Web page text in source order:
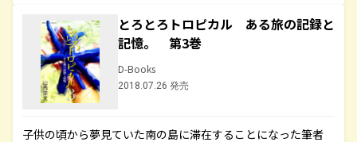
とろとろトロピカル ある旅の記録と
記憶。 第3巻
D-Books
2018.07.26 発売
子供の頃から夢見ていた南の島に滞在することになった筆者